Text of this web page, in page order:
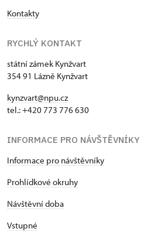
Kontakty
RYCHLÝ KONTAKT
státní zámek Kynžvart
354 91 Lázně Kynžvart
kynzvart@npu.cz
tel.: +420 773 776 630
INFORMACE PRO NÁVŠTĚVNÍKY
Informace pro návštěvníky
Prohlídkové okruhy
Návštěvní doba
Vstupné